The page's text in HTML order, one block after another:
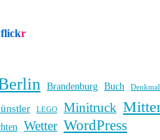
flickr
Brandenburg Buch Denkmal
LEGO Minitruck
Wetter WordPress